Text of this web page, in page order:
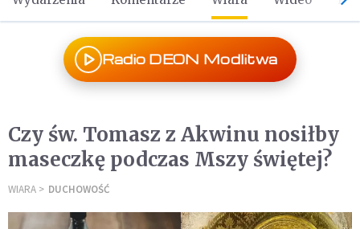
Radio DEON Modlitwa
Czy św. Tomasz z Akwinu nosiłby
maseczkę podczas Mszy świętej?
WIARA DUCHOWOŚĆ